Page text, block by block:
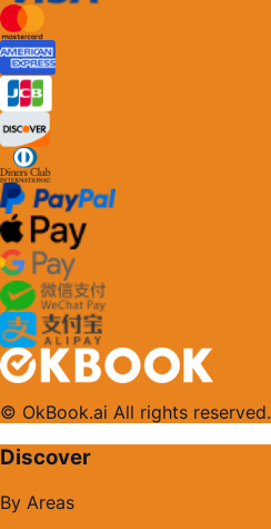
© OkBook.ai All rights reserved.
Discover
By Areas